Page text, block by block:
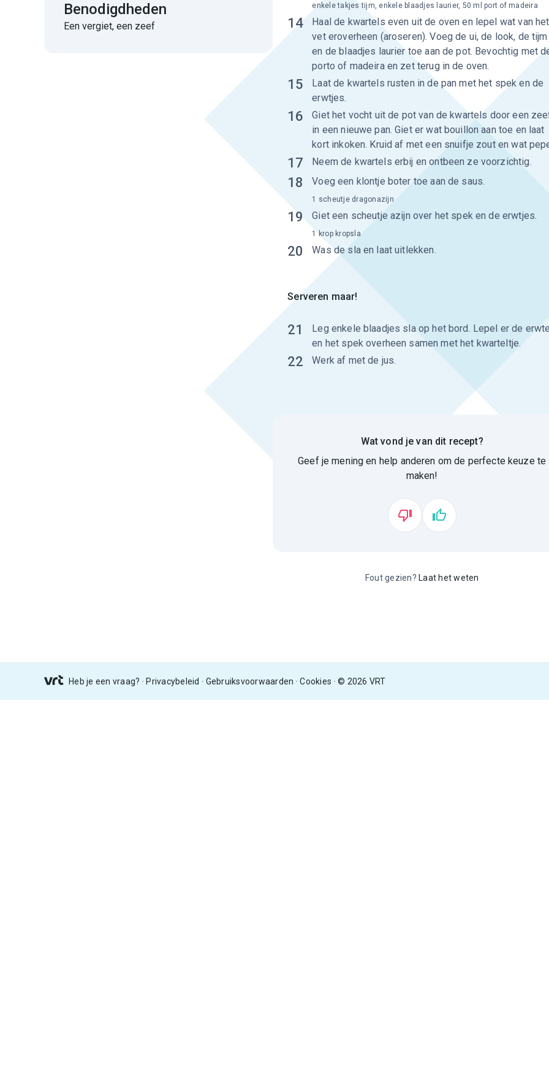
Benodigdheden
Een vergiet, een zeef 14
Haal de kwartels even uit de oven en lepel wat van het
vet eroverheen (aroseren). Voeg de ui, de look, de tijm
en de blaadjes laurier toe aan de pot. Bevochtig met
porto of madeira en zet terug in de oven.
enkele takjes tijm, enkele blaadjes laurier, 50 ml port of madeira
15
Laat de kwartels rusten in de pan met het spek en de
erwtjes.
16
Giet het vocht uit de pot van de kwartels door een
in een nieuwe pan. Giet er wat bouillon aan toe en laat
kort inkoken. Kruid af met een snuifje zout en wat
17 Neem de kwartels erbij en ontbeen ze voorzichtig.
18 Voeg een klontje boter toe aan de saus.
19 Giet een scheutje azijn over het spek en de erwtjes.
1 scheutje dragonazijn
20 Was de sla en laat uitlekken.
1 krop kropsla
Serveren maar!
21
Leg enkele blaadjes sla op het bord. Lepel er de
en het spek overheen samen met het kwarteltje.
22 Werk af met de jus.
Wat vond je van dit recept?
Geef je mening en help anderen om de perfecte keuze te
maken!
Fout gezien? Laat het weten
Heb je een vraag? Privacybeleid Gebruiksvoorwaarden Cookies © 2026 VRT